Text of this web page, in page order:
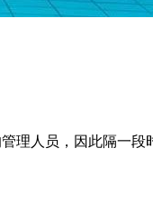
理人员，因此隔一